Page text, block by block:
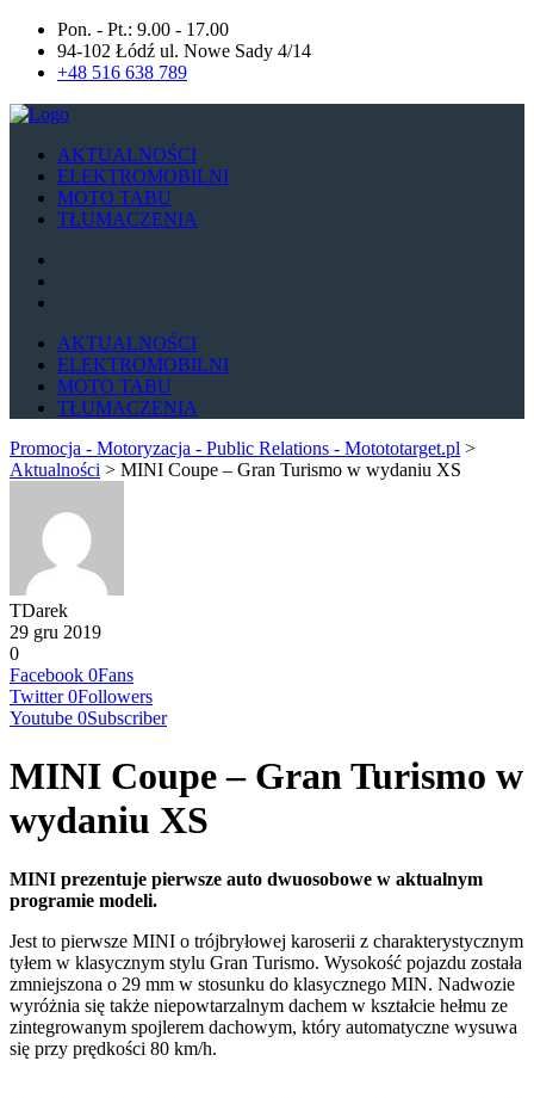
Pon. - Pt.: 9.00 - 17.00
94-102 Łódź ul. Nowe Sady 4/14
+48 516 638 789
AKTUALNOŚCI
ELEKTROMOBILNI
MOTO TABU
TŁUMACZENIA
AKTUALNOŚCI
ELEKTROMOBILNI
MOTO TABU
TŁUMACZENIA
Promocja - Motoryzacja - Public Relations - Motototarget.pl >
Aktualności > MINI Coupe – Gran Turismo w wydaniu XS
TDarek
29 gru 2019
0
Facebook 0Fans
Twitter 0Followers
Youtube 0Subscriber
MINI Coupe – Gran Turismo w
wydaniu XS
MINI prezentuje pierwsze auto dwuosobowe w aktualnym
programie modeli.
Jest to pierwsze MINI o trójbryłowej karoserii z charakterystycznym
tyłem w klasycznym stylu Gran Turismo. Wysokość pojazdu została
zmniejszona o 29 mm w stosunku do klasycznego MIN. Nadwozie
wyróżnia się także niepowtarzalnym dachem w kształcie hełmu ze
zintegrowanym spojlerem dachowym, który automatyczne wysuwa
się przy prędkości 80 km/h.